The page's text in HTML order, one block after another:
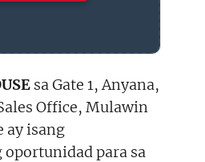
sa Gate 1, Anyana,
Office, Mulawin
ay isang
oportunidad para sa